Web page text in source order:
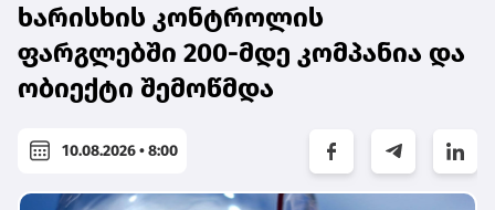
ხარისხის კონტროლის
ფარგლებში 200-მდე კომპანია და
ობიექტი შემოწმდა
10.08.2026 • 8:00